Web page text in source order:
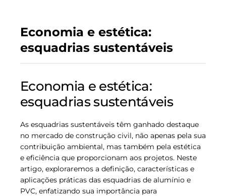
Economia e estética:
esquadrias sustentáveis
Economia e estética:
esquadrias sustentáveis
As esquadrias sustentáveis têm ganhado destaque
no mercado de construção civil, não apenas pela sua
contribuição ambiental, mas também pela estética
e eficiência que proporcionam aos projetos. Neste
artigo, exploraremos a definição, características e
aplicações práticas das esquadrias de alumínio e
PVC, enfatizando sua importância para